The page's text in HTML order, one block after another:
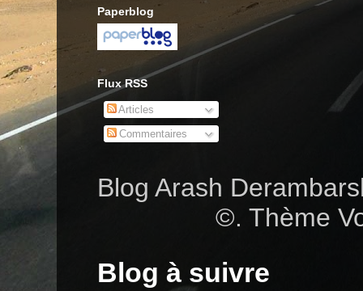
Paperblog
Flux RSS
Articles
Commentaires
Blog Arash
©. Thème
Blog à suivre